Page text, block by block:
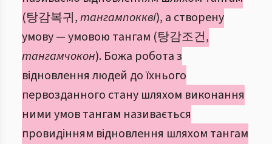
(탕감복귀,тангампоккві), а створену
умову — умовою тангам (탕감조건,
тангамчокон). Божа робота з
відновлення людей до їхнього
первозданного стану шляхом виконання
ними умов тангам називається
провидінням відновлення шляхом тангам